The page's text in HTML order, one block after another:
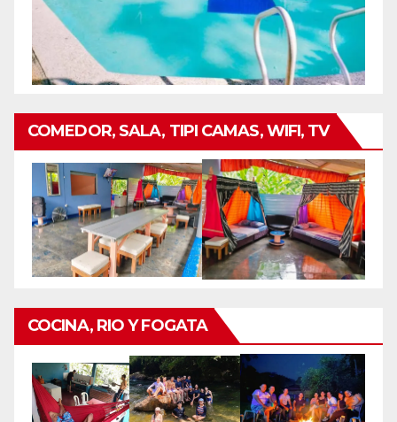
COMEDOR, SALA, TIPI CAMAS, WIFI, TV
COCINA, RIO Y FOGATA